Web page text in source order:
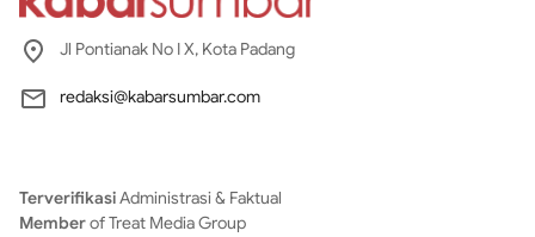
Jl Pontianak No I X, Kota Padang
redaksi@kabarsumbar.com
TerverifikasiAdministrasi & Faktual
Memberof Treat Media Group